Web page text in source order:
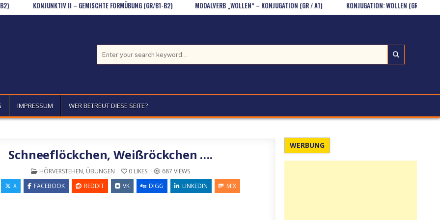
KONJUNKTIV II – GEMISCHTE FORMÜBUNG (GR/B1-B2) MODALVERB „WOLLEN“ – KONJUGATION (GR / A1) KONJUGATION: WOLLEN (GR/A1)
IMPRESSUM WER BETREUT DIESE SEITE?
Schneeflöckchen, Weißröckchen ….
POSTED IN
HÖRVERSTEHEN, ÜBUNGEN 0 LIKES 687 VIEWS
X FACEBOOK REDDIT VK DIGG LINKEDIN MIX
WERBUNG